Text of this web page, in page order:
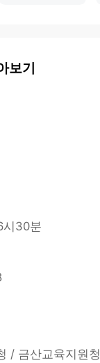
보기
시30분
/ 금산교육지원청